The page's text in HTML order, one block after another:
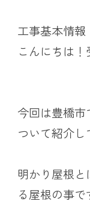
工事基本情報
こんにちは
今回は豊橋
ついて紹介し
明かり屋根
る屋根の事で